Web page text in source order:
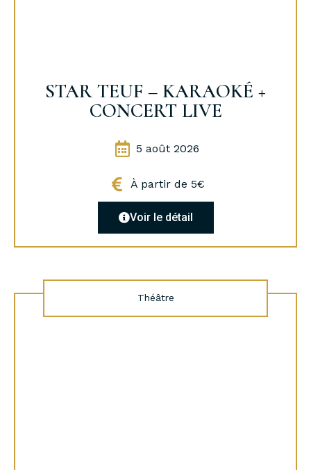
STAR TEUF – KARAOKÉ +
CONCERT LIVE
5 août 2026
À partir de 5€
Voir le détail
Théâtre